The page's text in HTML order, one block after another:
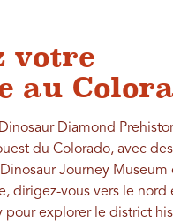
votre
au
Diamond
du Colorado, avec
Journey Museum
dirigez-vous vers le nord
pour explorer le district